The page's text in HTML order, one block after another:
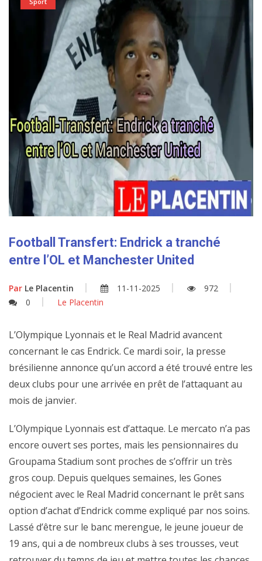
Football Transfert: Endrick a tranché
entre l’OL et Manchester United
Par Le Placentin 11-11-2025
972
0
Le Placentin
L’Olympique Lyonnais et le Real Madrid avancent
concernant le cas Endrick. Ce mardi soir, la presse
brésilienne annonce qu’un accord a été trouvé entre les
deux clubs pour une arrivée en prêt de l’attaquant au
mois de janvier.
L’Olympique Lyonnais est d’attaque. Le mercato n’a pas
encore ouvert ses portes, mais les pensionnaires du
Groupama Stadium sont proches de s’offrir un très
gros coup. Depuis quelques semaines, les Gones
négocient avec le Real Madrid concernant le prêt sans
option d’achat d’Endrick comme expliqué par nos soins.
Lassé d’être sur le banc merengue, le jeune joueur de
19 ans, qui a de nombreux clubs à ses trousses, veut